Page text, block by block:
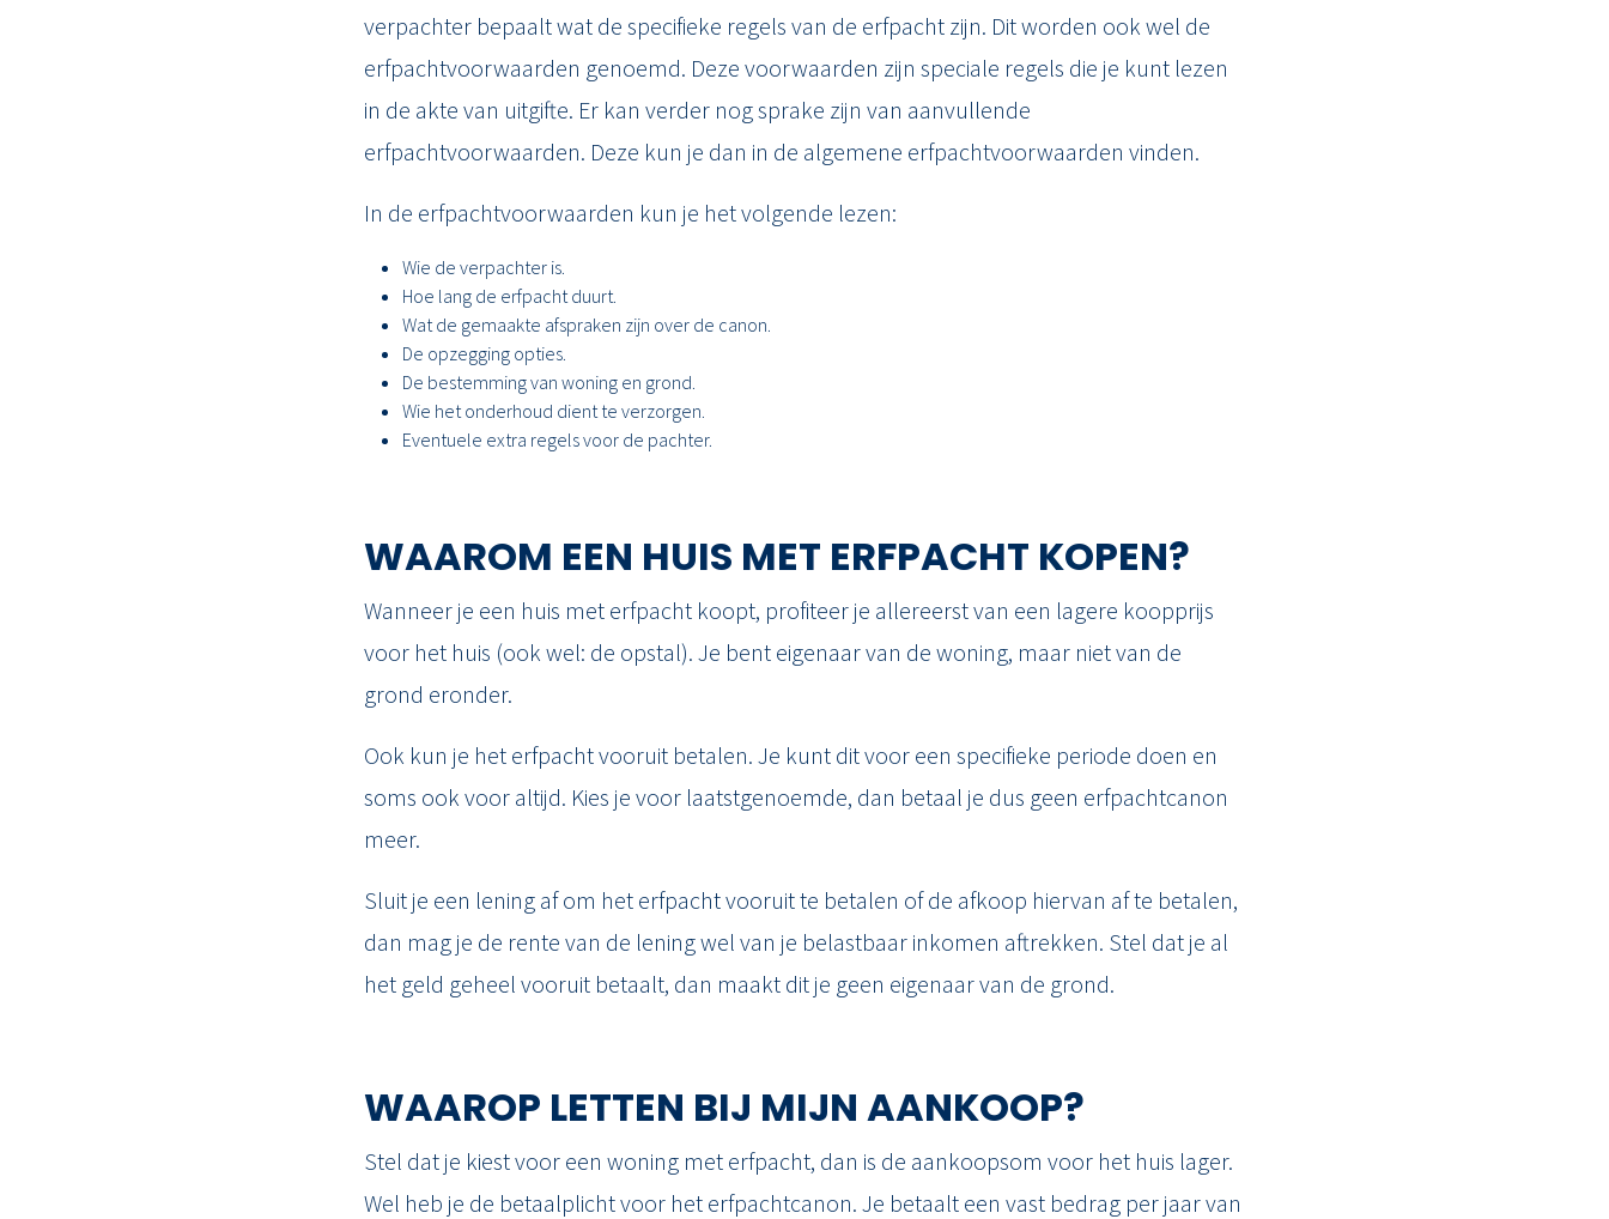
verpachter bepaalt wat de specifieke regels van de erfpacht zijn. Dit worden ook wel de
erfpachtvoorwaarden genoemd. Deze voorwaarden zijn speciale regels die je kunt lezen
in de akte van uitgifte. Er kan verder nog sprake zijn van aanvullende
erfpachtvoorwaarden. Deze kun je dan in de algemene erfpachtvoorwaarden vinden.
In de erfpachtvoorwaarden kun je het volgende lezen:
Wie de verpachter is.
Hoe lang de erfpacht duurt.
Wat de gemaakte afspraken zijn over de canon.
De opzegging opties.
De bestemming van woning en grond.
Wie het onderhoud dient te verzorgen.
Eventuele extra regels voor de pachter.
WAAROM EEN HUIS MET ERFPACHT KOPEN?
Wanneer je een huis met erfpacht koopt, profiteer je allereerst van een lagere koopprijs
voor het huis (ook wel: de opstal). Je bent eigenaar van de woning, maar niet van de
grond eronder.
Ook kun je het erfpacht vooruit betalen. Je kunt dit voor een specifieke periode doen en
soms ook voor altijd. Kies je voor laatstgenoemde, dan betaal je dus geen erfpachtcanon
meer.
Sluit je een lening af om het erfpacht vooruit te betalen of de afkoop hiervan af te betalen,
dan mag je de rente van de lening wel van je belastbaar inkomen aftrekken. Stel dat je al
het geld geheel vooruit betaalt, dan maakt dit je geen eigenaar van de grond.
WAAROP LETTEN BIJ MIJN AANKOOP?
Stel dat je kiest voor een woning met erfpacht, dan is de aankoopsom voor het huis lager.
Wel heb je de betaalplicht voor het erfpachtcanon. Je betaalt een vast bedrag per jaar van